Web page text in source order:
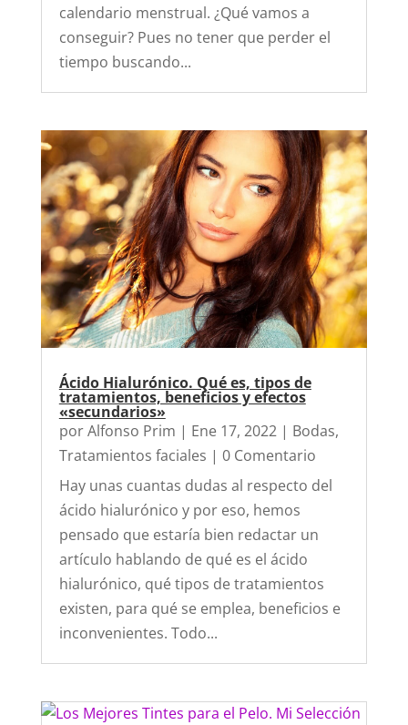
calendario menstrual. ¿Qué vamos a
conseguir? Pues no tener que perder el
tiempo buscando...
Ácido Hialurónico. Qué es, tipos de
tratamientos, beneficios y efectos
«secundarios»
porAlfonso Prim | Ene 17, 2022| Bodas,
Tratamientos faciales | 0 Comentario
Hay unas cuantas dudas al respecto del
ácido hialurónico y por eso, hemos
pensado que estaría bien redactar un
artículo hablando de qué es el ácido
hialurónico, qué tipos de tratamientos
existen, para qué se emplea, beneficios e
inconvenientes. Todo...